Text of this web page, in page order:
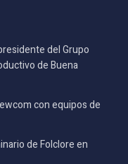
del Grupo
de Buena
con equipos de
de Folclore en